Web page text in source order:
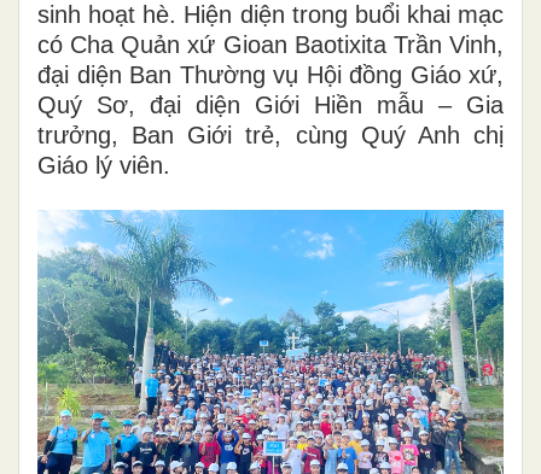
sinh hoạt hè. Hiện diện trong buổi khai mạc
có Cha Quản xứ Gioan Baotixita Trần Vinh,
đại diện Ban Thường vụ Hội đồng Giáo xứ,
Quý Sơ, đại diện Giới Hiền mẫu – Gia
trưởng, Ban Giới trẻ, cùng Quý Anh chị
Giáo lý viên.